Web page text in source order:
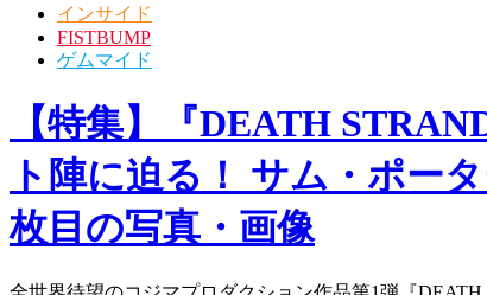
インサイド
FISTBUMP
ゲムマイド
【特集】『DEATH
ト陣に迫る！ サム・ポー
枚目の写真・画像